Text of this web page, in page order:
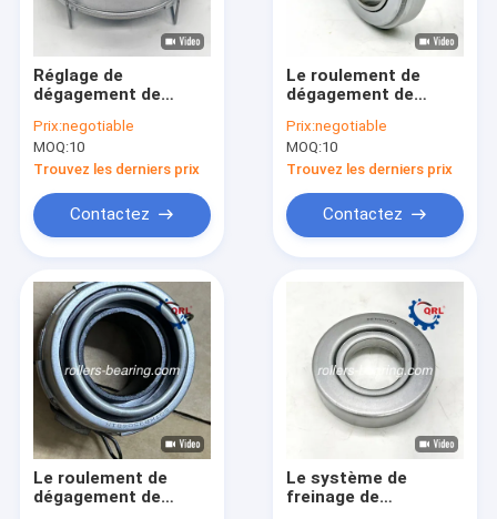
Réglage de
dégagement de
31310026-0 1-
87610109-0 Pour le
moteur Isuzu FC FG
GG 4H6H
Prix:negotiable
MOQ:10
Trouvez les derniers prix
Contactez
Le roulement de
dégagement de
510 pour MAZDA
Prix:negotiable
MOQ:10
Trouvez les derniers prix
Contactez
Le roulement de
dégagement de
Le système de
freinage de